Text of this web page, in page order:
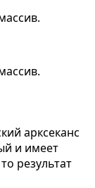
арксеканс
и имеет
результат